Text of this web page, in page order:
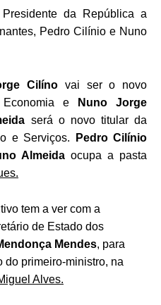
da República a
Pedro Cilínio e Nuno
Cilíno vai ser o novo
e
Nuno Jorge
será o novo titular da
e Serviços.
Pedro Cilínio
Almeida ocupa a pasta
tem a ver com a
de Estado dos
Mendes, para
do primeiro-ministro, na
Alves.